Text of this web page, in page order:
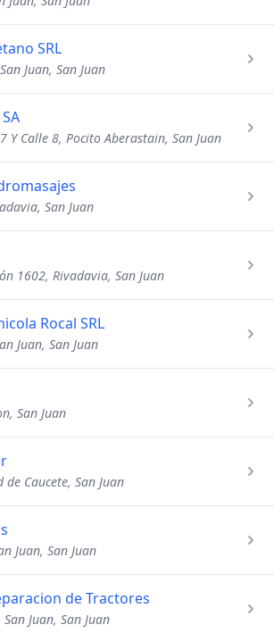
SRL
Juan, San Juan
Y Calle 8, Pocito Aberastain, San Juan
San Juan
1602, Rivadavia, San Juan
Rocal SRL
Juan, San Juan
San Juan
Caucete, San Juan
Juan, San Juan
de Tractores
Juan, San Juan